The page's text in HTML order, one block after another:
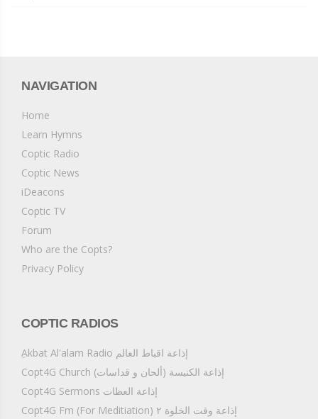
NAVIGATION
Home
Learn Hymns
Coptic Radio
Coptic News
iDeacons
Coptic TV
Forum
Who are the Copts?
Privacy Policy
COPTIC RADIOS
ِAkbat Al'alam Radio إذاعة اقباط العالم
Copt4G Church إذاعة الكنيسة (ألحان و قداسات)
Copt4G Sermons إذاعة العظات
Copt4G Fm (For Meditiation) إذاعة وقت الخلوة ٢